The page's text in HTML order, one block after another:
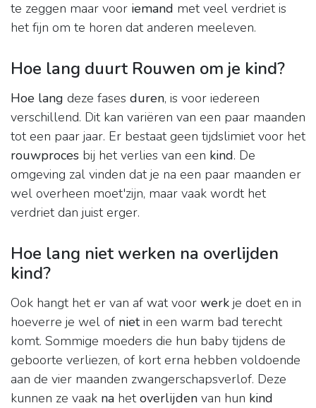
te zeggen maar voor iemand met veel verdriet is
het fijn om te horen dat anderen meeleven.
Hoe lang duurt Rouwen om je kind?
Hoe lang deze fases duren, is voor iedereen
verschillend. Dit kan variëren van een paar maanden
tot een paar jaar. Er bestaat geen tijdslimiet voor het
rouwproces bij het verlies van een kind. De
omgeving zal vinden dat je na een paar maanden er
wel overheen moet'zijn, maar vaak wordt het
verdriet dan juist erger.
Hoe lang niet werken na overlijden
kind?
Ook hangt het er van af wat voor werk je doet en in
hoeverre je wel of nietin een warm bad terecht
komt. Sommige moeders die hun baby tijdens de
geboorte verliezen, of kort erna hebben voldoende
aan de vier maanden zwangerschapsverlof. Deze
kunnen ze vaak na hetoverlijden van hun kind